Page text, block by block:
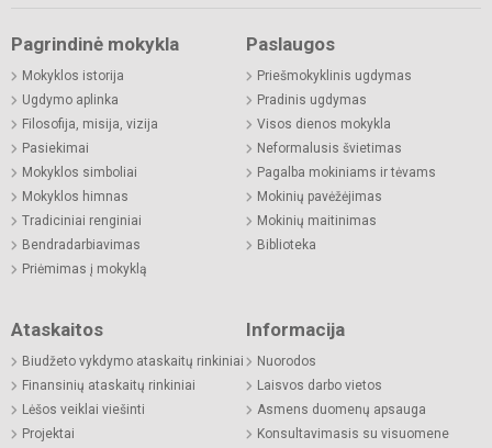
Pagrindinė mokykla
Mokyklos istorija
Ugdymo aplinka
Filosofija, misija, vizija
Pasiekimai
Mokyklos simboliai
Mokyklos himnas
Tradiciniai renginiai
Bendradarbiavimas
Priėmimas į mokyklą
Paslaugos
Priešmokyklinis ugdymas
Pradinis ugdymas
Visos dienos mokykla
Neformalusis švietimas
Pagalba mokiniams ir tėvams
Mokinių pavėžėjimas
Mokinių maitinimas
Biblioteka
Ataskaitos
Biudžeto vykdymo ataskaitų rinkiniai
Finansinių ataskaitų rinkiniai
Lėšos veiklai viešinti
Projektai
Informacija
Nuorodos
Laisvos darbo vietos
Asmens duomenų apsauga
Konsultavimasis su visuomene